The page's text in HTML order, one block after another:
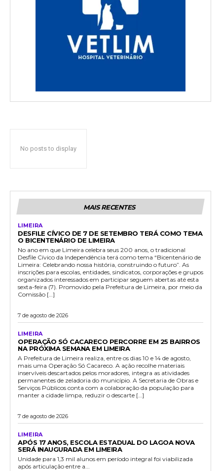
No posts to display
MAIS RECENTES
LIMEIRA
DESFILE CÍVICO DE 7 DE SETEMBRO TERÁ COMO TEMA
O BICENTENÁRIO DE LIMEIRA
No ano em que Limeira celebra seus 200 anos, o tradicional
Desfile Cívico da Independência terá como tema “Bicentenário de
Limeira: Celebrando nossa história, construindo o futuro”. As
inscrições para escolas, entidades, sindicatos, corporações e grupos
organizados interessados em participar seguem abertas até esta
sexta-feira (7). Promovido pela Prefeitura de Limeira, por meio da
Comissão […]
7 de agosto de 2026
LIMEIRA
OPERAÇÃO SÓ CACARECO PERCORRE EM 25 BAIRROS
NA PRÓXIMA SEMANA EM LIMEIRA
A Prefeitura de Limeira realiza, entre os dias 10 e 14 de agosto,
mais uma Operação Só Cacareco. A ação recolhe materiais
inservíveis descartados pelos moradores, integra as atividades
permanentes de zeladoria do município. A Secretaria de Obras e
Serviços Públicos conta com a colaboração da população para
manter a cidade limpa, reduzir o descarte […]
7 de agosto de 2026
LIMEIRA
APÓS 17 ANOS, ESCOLA ESTADUAL DO LAGOA NOVA
SERÁ INAUGURADA EM LIMEIRA
Unidade para 1,3 mil alunos em período integral foi viabilizada
após articulação entre a...